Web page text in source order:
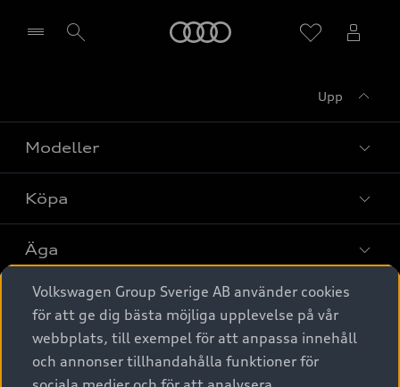
Upp
Modeller
Alla modeller
Elbilar
A6 modellerna
SUV
Avant
Köpa
Privaterbjudanden
Privatleasing
Nya bilar i lager
Begagnade bilar i lager
Äga
Service & tillbehör
Audi digital services
Originaltillbehör - köp online
Tjänstebil
Tjänstebil
Om Audi Sverige
Volkswagen Group Sverige AB använder cookies
för att ge dig bästa möjliga upplevelse på vår
webbplats, till exempel för att anpassa innehåll
och annonser tillhandahålla funktioner för